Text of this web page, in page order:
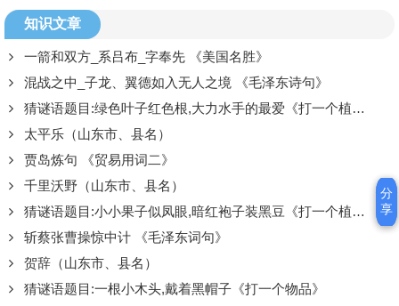
知识文章
一箭和双方_系吕布_字奉先 《美国名胜》
混战之中_子龙、翼德如入无人之境 《毛泽东诗句》
猜谜语题目:绿色叶子红色根,大力水手的最爱《打一个植物》
太平乐（山东市、县名）
贾岛炼句 《贸易用词二》
千里沃野（山东市、县名）
猜谜语题目:小小果子似凤眼,暗红袍子装黑豆《打一个植物》
斩蔡张曹操惊中计 《毛泽东词句》
贺辞（山东市、县名）
猜谜语题目:一根小木头,戴着黑帽子《打一个物品》
分
享
分
享